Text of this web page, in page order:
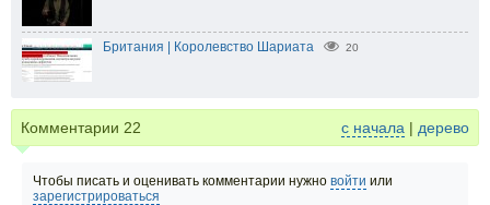
Британия | Королевство Шариата 20
Комментарии 22 с начала | дерево
Чтобы писать и оценивать комментарии нужно войти или
зарегистрироваться